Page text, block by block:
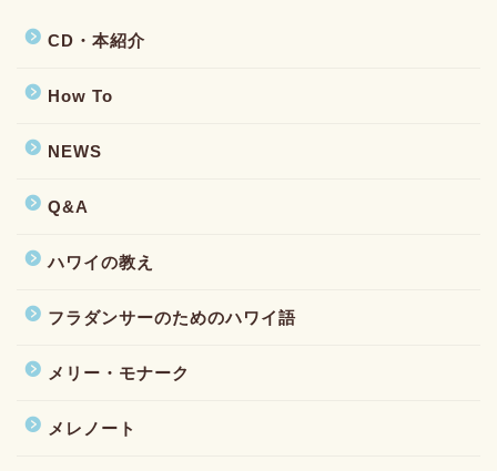
CD・本紹介
How To
NEWS
Q&A
ハワイの教え
フラダンサーのためのハワイ語
メリー・モナーク
メレノート